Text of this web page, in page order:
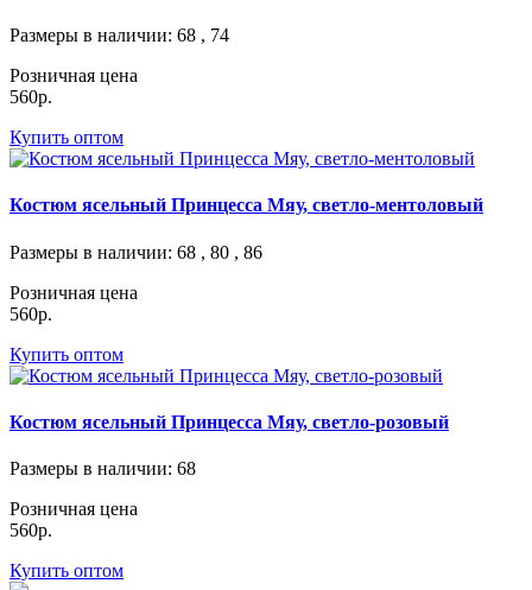
Размеры в наличии: 68 , 74
Розничная цена
560р.
Купить оптом
Костюм ясельный Принцесса Мяу, светло-ментоловый
Размеры в наличии: 68 , 80 , 86
Розничная цена
560р.
Купить оптом
Костюм ясельный Принцесса Мяу, светло-розовый
Размеры в наличии: 68
Розничная цена
560р.
Купить оптом